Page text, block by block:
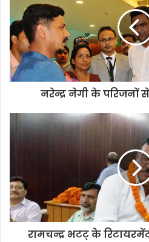
नरेन्द्र नेगी के परिजनों
रामचन्द्र भटट् के